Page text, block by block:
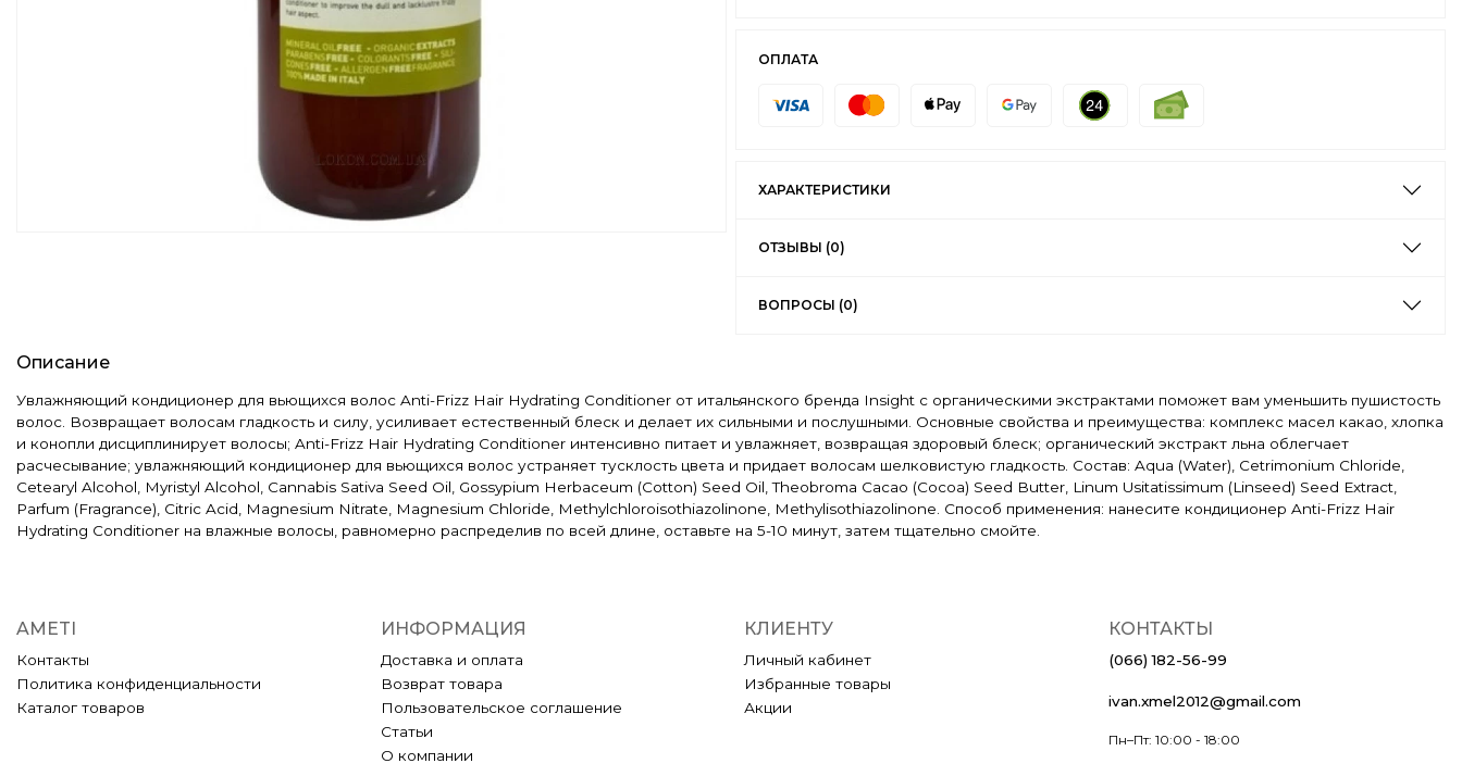
ОПЛАТА
ХАРАКТЕРИСТИКИ
ОТЗЫВЫ (0)
ВОПРОСЫ (0)
Описание
Увлажняющий кондиционер для вьющихся волос Anti-Frizz Hair Hydrating Conditioner от итальянского бренда Insight с органическими экстрактами поможет вам уменьшить пушистость
волос. Возвращает волосам гладкость и силу, усиливает естественный блеск и делает их сильными и послушными. Основные свойства и преимущества: комплекс масел какао, хлопка
и конопли дисциплинирует волосы; Anti-Frizz Hair Hydrating Conditioner интенсивно питает и увлажняет, возвращая здоровый блеск; органический экстракт льна облегчает
расчесывание; увлажняющий кондиционер для вьющихся волос устраняет тусклость цвета и придает волосам шелковистую гладкость. Состав: Aqua (Water), Cetrimonium Chloride,
Cetearyl Alcohol, Myristyl Alcohol, Cannabis Sativa Seed Oil, Gossypium Herbaceum (Cotton) Seed Oil, Theobroma Cacao (Cocoa) Seed Butter, Linum Usitatissimum (Linseed) Seed Extract,
Parfum (Fragrance), Citric Acid, Magnesium Nitrate, Magnesium Chloride, Methylchloroisothiazolinone, Methylisothiazolinone. Способ применения: нанесите кондиционер Anti-Frizz Hair
Hydrating Conditioner на влажные волосы, равномерно распределив по всей длине, оставьте на 5-10 минут, затем тщательно смойте.
AMETI
Контакты
Политика конфиденциальности
Каталог товаров
ИНФОРМАЦИЯ
Доставка и оплата
Возврат товара
Пользовательское соглашение
Статьи
О компании
КЛИЕНТУ
Личный кабинет
Избранные товары
Акции
КОНТАКТЫ
(066) 182-56-99
ivan.xmel2012@gmail.com
Пн–Пт: 10:00 - 18:00